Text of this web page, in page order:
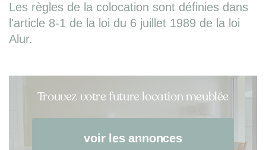
Les règles de la colocation sont définies dans
l'article 8-1 de la loi du 6 juillet 1989 de la loi
Alur.
Trouvez votre future location meublée
voir les annonces